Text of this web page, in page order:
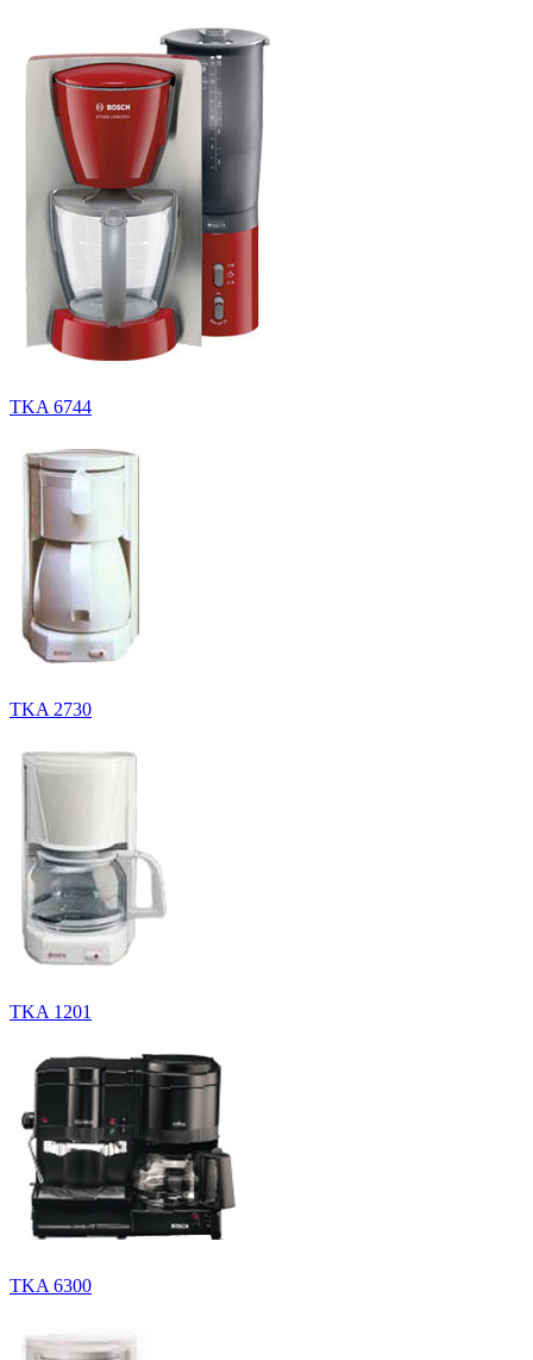
TKA 6744
TKA 2730
TKA 1201
TKA 6300